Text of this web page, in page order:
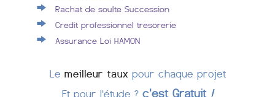
Rachat de soulte Succession
Credit professionnel tresorerie
Assurance Loi HAMON
Le meilleur taux pour chaque projet
Et pour l'étude ? c'est Gratuit !